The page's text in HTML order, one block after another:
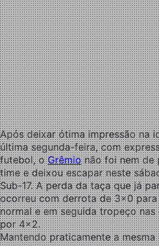
Após deixar ótima impressão na
última segunda-feira, com
futebol, oGrêmionão foi nem de
time e deixou escapar neste
Sub-17. A perda da taça que já
ocorreu com derrota de 3×0
normal e em seguida tropeço
por 4×2.
Mantendo praticamente a